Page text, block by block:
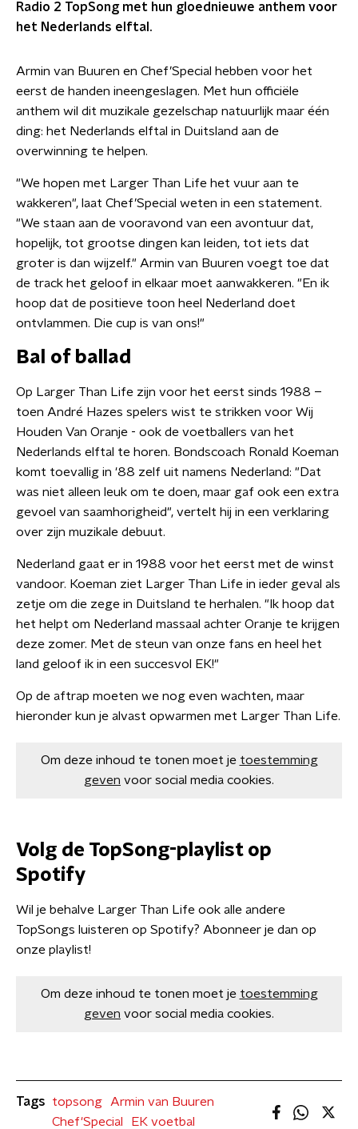
Radio 2 TopSong met hun gloednieuwe anthem voor
het Nederlands elftal.
Armin van Buuren en Chef’Special hebben voor het
eerst de handen ineengeslagen. Met hun officiële
anthem wil dit muzikale gezelschap natuurlijk maar één
ding: het Nederlands elftal in Duitsland aan de
overwinning te helpen.
"We hopen met Larger Than Life het vuur aan te
wakkeren", laat Chef’Special weten in een statement.
"We staan aan de vooravond van een avontuur dat,
hopelijk, tot grootse dingen kan leiden, tot iets dat
groter is dan wijzelf." Armin van Buuren voegt toe dat
de track het geloof in elkaar moet aanwakkeren. "En ik
hoop dat de positieve toon heel Nederland doet
ontvlammen. Die cup is van ons!"
Bal of ballad
Op Larger Than Life zijn voor het eerst sinds 1988 –
toen André Hazes spelers wist te strikken voor Wij
Houden Van Oranje - ook de voetballers van het
Nederlands elftal te horen. Bondscoach Ronald Koeman
komt toevallig in '88 zelf uit namens Nederland: "Dat
was niet alleen leuk om te doen, maar gaf ook een extra
gevoel van saamhorigheid", vertelt hij in een verklaring
over zijn muzikale debuut.
Nederland gaat er in 1988 voor het eerst met de winst
vandoor. Koeman ziet Larger Than Life in ieder geval als
zetje om die zege in Duitsland te herhalen. "Ik hoop dat
het helpt om Nederland massaal achter Oranje te krijgen
deze zomer. Met de steun van onze fans en heel het
land geloof ik in een succesvol EK!"
Op de aftrap moeten we nog even wachten, maar
hieronder kun je alvast opwarmen met Larger Than Life.
Om deze inhoud te tonen moet je toestemming
geven voor social media cookies.
Volg de TopSong-playlist op
Spotify
Wil je behalve Larger Than Life ook alle andere
TopSongs luisteren op Spotify? Abonneer je dan op
onze playlist!
Om deze inhoud te tonen moet je toestemming
geven voor social media cookies.
Tags topsong
Armin van Buuren
Chef'Special
EK voetbal